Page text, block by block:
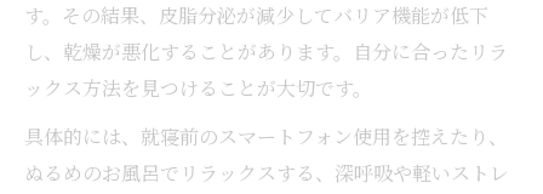
す。その結果、皮脂分泌が減少してバリア機能が低下
し、乾燥が悪化することがあります。自分に合ったリラ
ックス方法を見つけることが大切です。
具体的には、就寝前のスマートフォン使用を控えたり、
ぬるめのお風呂でリラックスする、深呼吸や軽いストレ